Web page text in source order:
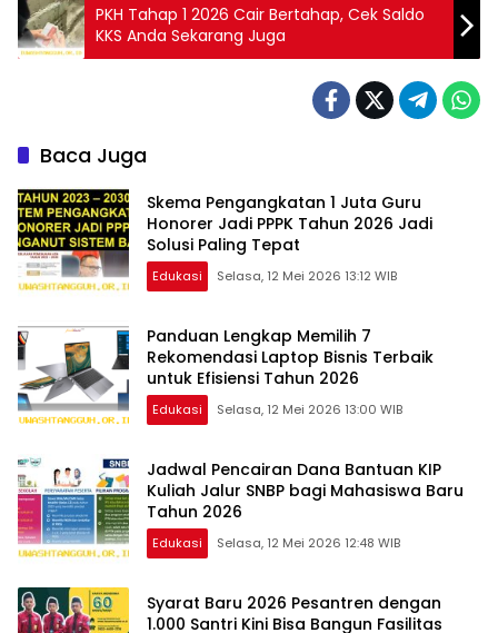
PKH Tahap 1 2026 Cair Bertahap, Cek Saldo
KKS Anda Sekarang Juga
Baca Juga
Skema Pengangkatan 1 Juta Guru
Honorer Jadi PPPK Tahun 2026 Jadi
Solusi Paling Tepat
Edukasi Selasa, 12 Mei 2026 13:12 WIB
Panduan Lengkap Memilih 7
Rekomendasi Laptop Bisnis Terbaik
untuk Efisiensi Tahun 2026
Edukasi Selasa, 12 Mei 2026 13:00 WIB
Jadwal Pencairan Dana Bantuan KIP
Kuliah Jalur SNBP bagi Mahasiswa Baru
Tahun 2026
Edukasi Selasa, 12 Mei 2026 12:48 WIB
Syarat Baru 2026 Pesantren dengan
1.000 Santri Kini Bisa Bangun Fasilitas